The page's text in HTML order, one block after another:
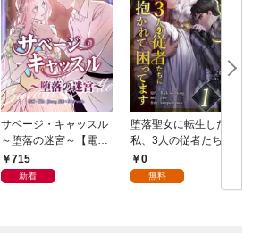
サベージ・キャッスル
～堕落の迷宮～【電子
単行本版】 第1巻
715
新着
堕落聖女に転生した
私、3人の従者たちに
抱かれて困ってます 第
1話
0
無料